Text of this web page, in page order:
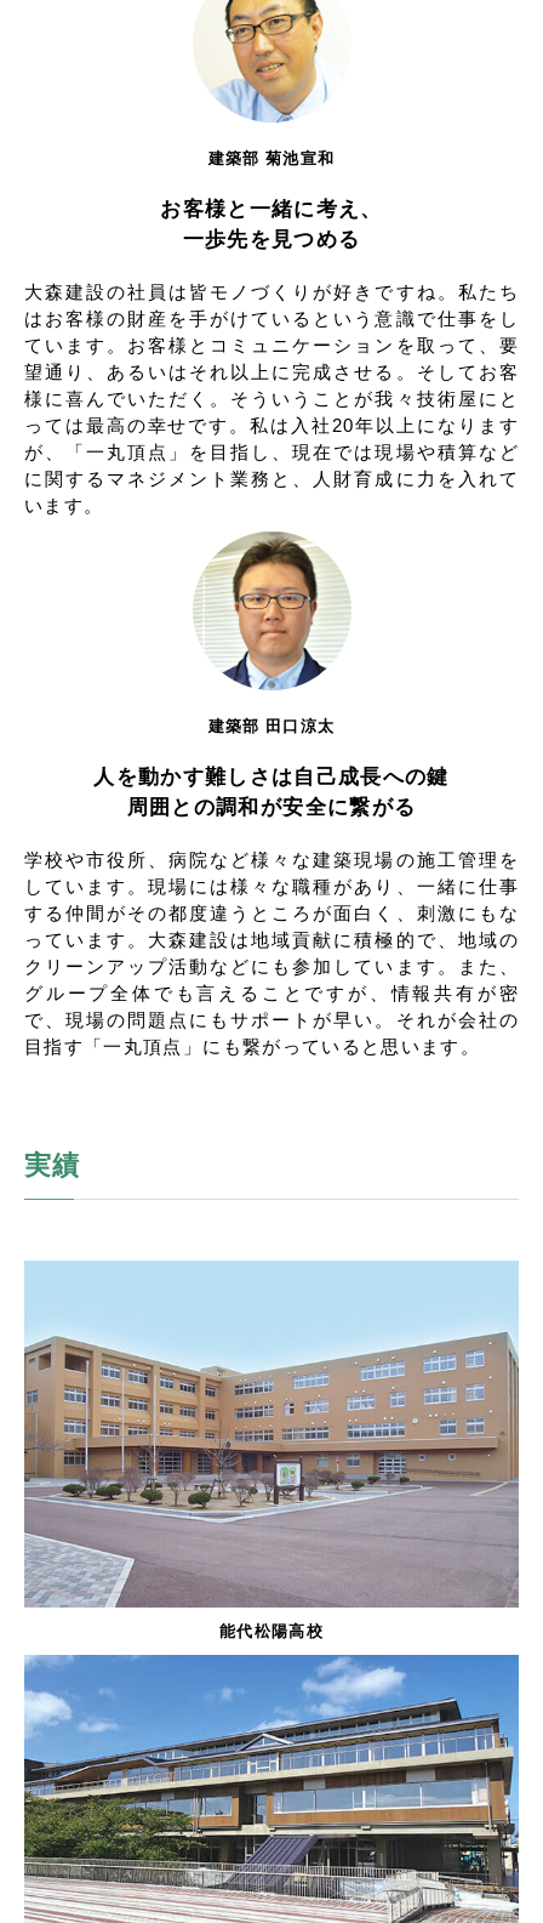
建築部 菊池宣和
お客様と一緒に考え、
一歩先を見つめる
大森建設の社員は皆モノづくりが好きですね。私たち
はお客様の財産を手がけているという意識で仕事をし
ています。お客様とコミュニケーションを取って、要
望通り、あるいはそれ以上に完成させる。そしてお客
様に喜んでいただく。そういうことが我々技術屋にと
っては最高の幸せです。私は入社20年以上になります
が、「一丸頂点」を目指し、現在では現場や積算など
に関するマネジメント業務と、人財育成に力を入れて
います。
建築部 田口涼太
人を動かす難しさは自己成長への鍵
周囲との調和が安全に繋がる
学校や市役所、病院など様々な建築現場の施工管理を
しています。現場には様々な職種があり、一緒に仕事
する仲間がその都度違うところが面白く、刺激にもな
っています。大森建設は地域貢献に積極的で、地域の
クリーンアップ活動などにも参加しています。また、
グループ全体でも言えることですが、情報共有が密
で、現場の問題点にもサポートが早い。それが会社の
目指す「一丸頂点」にも繋がっていると思います。
実績
能代松陽高校